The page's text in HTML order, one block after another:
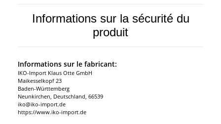
Informations sur la sécurité du
produit
Informations sur le fabricant:
IKO-Import Klaus Otte GmbH
Maikesselkopf 23
Baden-Württemberg
Neunkirchen, Deutschland, 66539
iko@iko-import.de
https://www.iko-import.de